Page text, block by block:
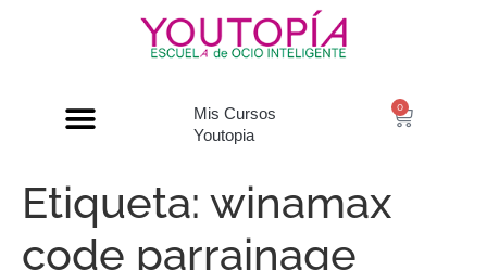
Mis Cursos
Youtopia
0
Etiqueta: winamax
code parrainage